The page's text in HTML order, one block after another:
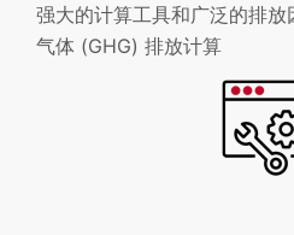
强大的计算工具和广泛的排
气体 (GHG) 排放计算